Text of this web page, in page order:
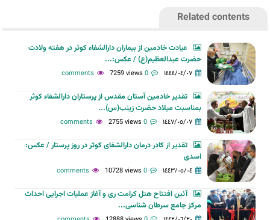
Related contents
عیادت خادمین از بیماران دارالشفاء کوثر در هفته ولادت
حضرت عبدالعظیم(ع) / عکس:...
١٤٤٤/٠٤/٠٧ 0 comments
7259 views
تقدیر خادمین آستان مقدس از پرستاران دارالشفاء کوثر
بمناسبت میلاد حضرت زینب(س)...
١٤٤٧/٠٥/٠٧ 0 comments
2755 views
تقدیر از کادر درمان دارالشفای کوثر در روز پرستار / عکس:
اسدی
١٤٤٣/٠٥/٠٤ 0 comments
10728 views
آئین افتتاح هتل کرامت ری و آغاز عملیات اجرایی احداث
مرکز جامع سرطان شناسی...